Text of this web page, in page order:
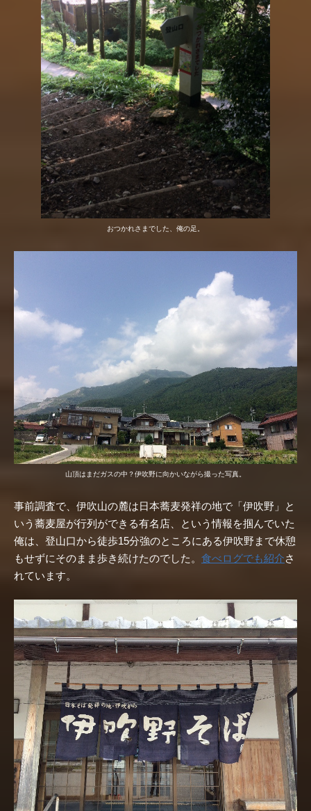
おつかれさまでした、俺の足。
山頂はまだガスの中？伊吹野に向かいながら撮った写真。
事前調査で、伊吹山の麓は日本蕎麦発祥の地で「伊吹野」と
いう蕎麦屋が行列ができる有名店、という情報を掴んでいた
俺は、登山口から徒歩15分強のところにある伊吹野まで休憩
もせずにそのまま歩き続けたのでした。 食べログでも紹介さ
れています。